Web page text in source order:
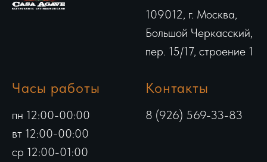
109012, г. Москва,
Большой Черкасский,
пер. 15/17, строение 1
Часы работы
пн 12:00-00:00
вт 12:00-00:00
ср 12:00-01:00
Контакты
8 (926) 569-33-83